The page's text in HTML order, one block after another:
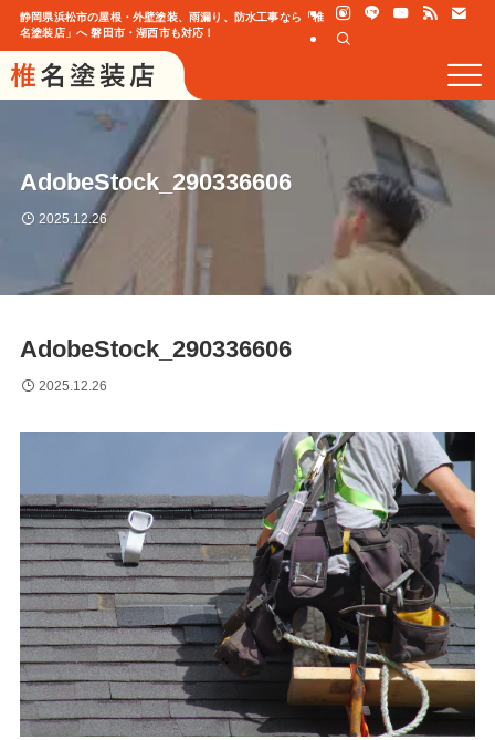
静岡県浜松市の屋根・外壁塗装、雨漏り、防水工事なら「椎
名塗装店」へ 磐田市・湖西市も対応！
AdobeStock_290336606
2025.12.26
AdobeStock_290336606
2025.12.26